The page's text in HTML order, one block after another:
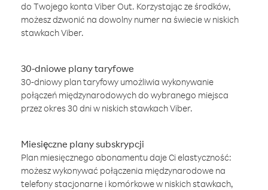
do Twojego konta Viber Out. Korzystając ze środków,
możesz dzwonić na dowolny numer na świecie w niskich
stawkach Viber.
30-dniowe plany taryfowe
30-dniowy plan taryfowy umożliwia wykonywanie
połączeń międzynarodowych do wybranego miejsca
przez okres 30 dni w niskich stawkach Viber.
Miesięczne plany subskrypcji
Plan miesięcznego abonamentu daje Ci elastyczność:
możesz wykonywać połączenia międzynarodowe na
telefony stacjonarne i komórkowe w niskich stawkach,